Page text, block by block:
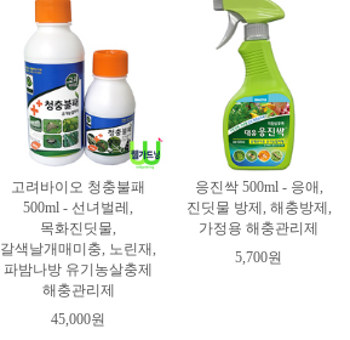
고려바이오 청충불패
500ml - 선녀벌레,
목화진딧물,
갈색날개매미충, 노린재,
파밤나방 유기농살충제
해충관리제
45,000원
응진싹 500ml - 응애,
진딧물 방제, 해충방제,
가정용 해충관리제
5,700원